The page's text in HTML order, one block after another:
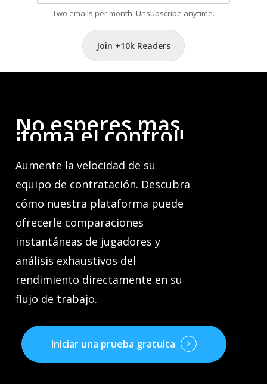
Two emails per month. Unsubscribe anytime.
Join +10k Readers
Noesperesmás,
¡toma el control!
Aumente la velocidad de su
equipo de contratación. Descubra
cómo nuestra plataforma puede
ofrecerle comparaciones
instantáneas de jugadores y
análisis exhaustivos del
rendimiento directamente en su
flujo de trabajo.
Iniciar una prueba gratuita